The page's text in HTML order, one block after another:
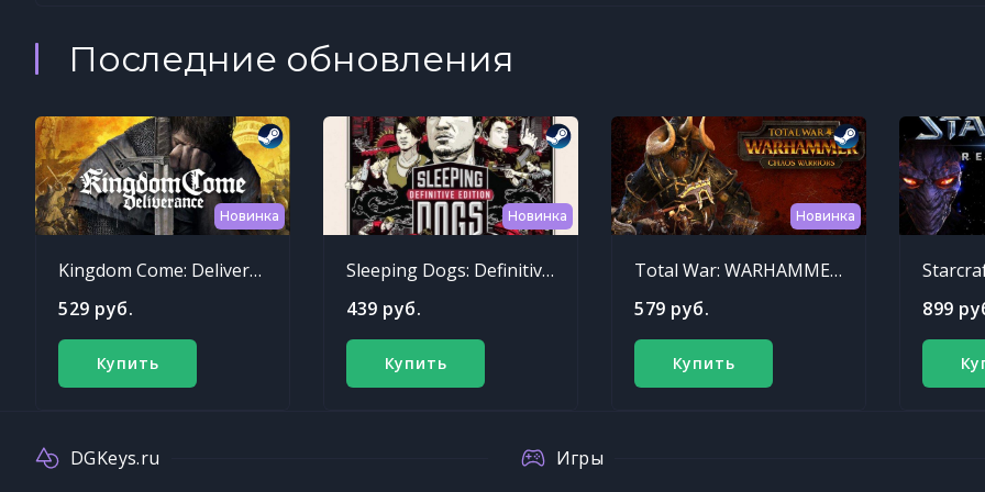
Последние обновления
Новинка
Kingdom Come: Deliverance
529 руб.
Купить
Новинка
Sleeping Dogs: Definitive Edition
439 руб.
Купить
Новинка
Total War: WARHAMMER - Chaos Warriors Race Pack
579 руб.
Купить
899
DGKeys.ru Игры